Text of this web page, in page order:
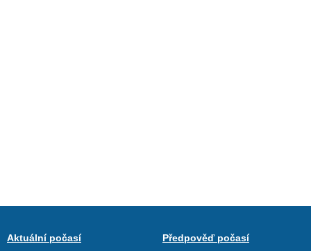
Aktuální počasí
Předpověď počasí